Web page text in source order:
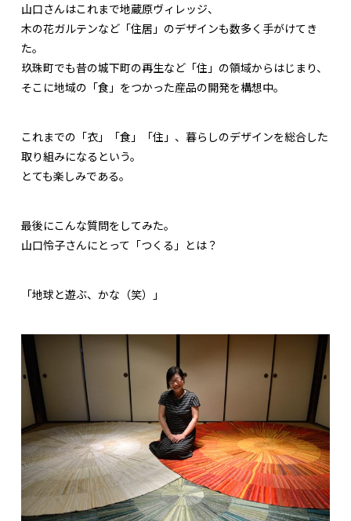
山口さんはこれまで地蔵原ヴィレッジ、
木の花ガルテンなど「住居」のデザインも数多く手がけてき
た。
玖珠町でも昔の城下町の再生など「住」の領域からはじまり、
そこに地域の「食」をつかった産品の開発を構想中。
これまでの「衣」「食」「住」、暮らしのデザインを総合した
取り組みになるという。
とても楽しみである。
最後にこんな質問をしてみた。
山口怜子さんにとって「つくる」とは？
「地球と遊ぶ、かな（笑）」